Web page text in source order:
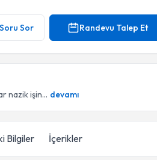
Soru Sor Randevu Talep Et
nazik işin... devamı
Bilgiler İçerikler